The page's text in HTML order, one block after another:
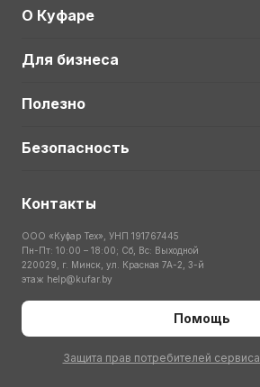
О Куфаре
Для бизнеса
Полезно
Безопасность
Контакты
ООО «Куфар Тех», УНП 191767445
Пн-Пт: 10:00 – 18:00; Сб, Вс: Выходной
220029, г. Минск, ул. Красная 7А-2, 3-й
этаж help@kufar.by
Помощь
Защита прав потребителей